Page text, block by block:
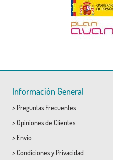
Información General
> Preguntas Frecuentes
> Opiniones de Clientes
> Envío
> Condicionesy Privacidad